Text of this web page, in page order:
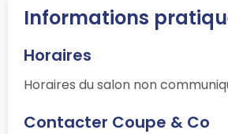
Informations
Horaires
Horaires du salon non
Contacter Coupe & Co